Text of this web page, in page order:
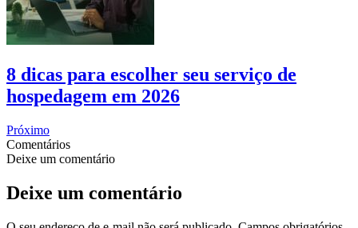
8 dicas para escolher seu serviço de
hospedagem em 2026
Próximo
Comentários
Deixe um comentário
Deixe um comentário